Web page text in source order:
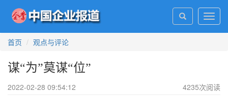
首页
观点与评论
谋“为”莫谋“位”
2022-02-28 09:54:12 4235次阅读